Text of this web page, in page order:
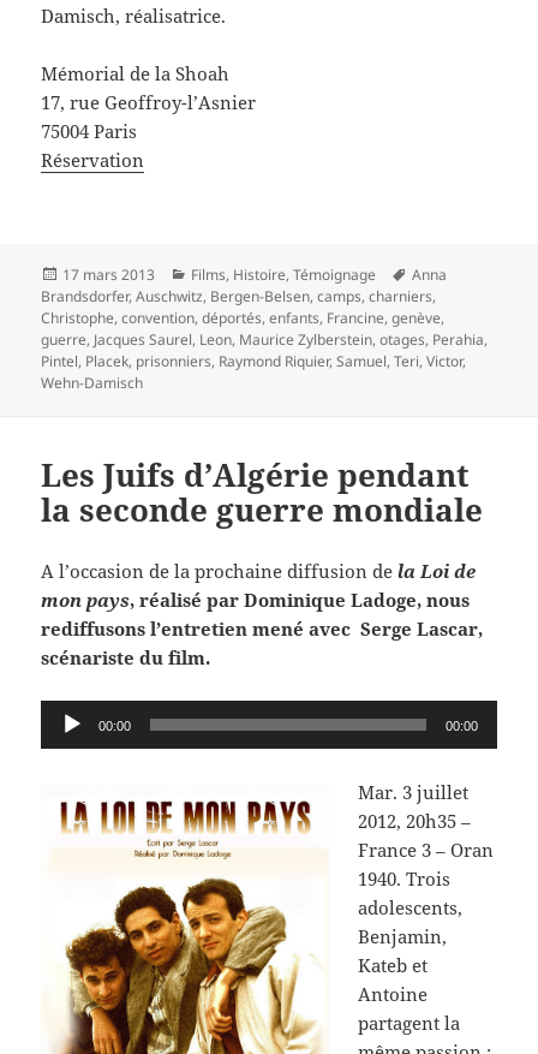
Damisch, réalisatrice.
Mémorial de la Shoah
17, rue Geoffroy-l’Asnier
75004 Paris
Réservation
Publié
le
17 mars 2013 Catégories
Films, Histoire,Témoignage
Mots-
clés
Anna
Brandsdorfer,Auschwitz, Bergen-Belsen,camps,charniers,
Christophe,convention,déportés,enfants, Francine,genève,
guerre, Jacques Saurel, Leon, Maurice Zylberstein,otages, Perahia,
Pintel, Placek, prisonniers, Raymond Riquier,Samuel,Teri,Victor,
Wehn-Damisch
Les Juifs d’Algérie pendant
la seconde guerre mondiale
A l’occasion de la prochaine diffusion dela Loi de
mon pays, réalisé par Dominique Ladoge, nous
rediffusons l’entretien mené avec Serge Lascar,
scénariste du film.
Lecteur
audio
00:00 00:00
Mar. 3 juillet
2012, 20h35 –
France 3 – Oran
1940. Trois
adolescents,
Benjamin,
Kateb et
Antoine
partagent la